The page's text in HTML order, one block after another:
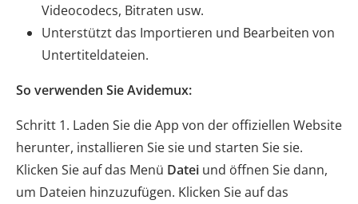
Videocodecs, Bitraten usw.
Unterstützt das Importieren und Bearbeiten von
Untertiteldateien.
So verwenden Sie Avidemux:
Schritt 1. Laden Sie die App von der offiziellen Website
herunter, installieren Sie sie und starten Sie sie.
Klicken Sie auf das Menü Datei und öffnen Sie dann,
um Dateien hinzuzufügen. Klicken Sie auf das